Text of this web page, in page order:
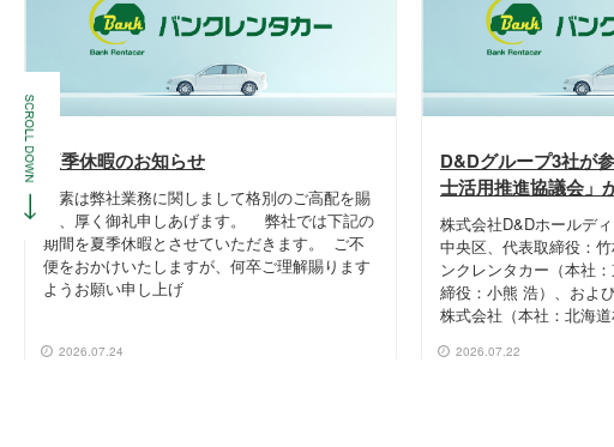
夏季休暇のお知らせ
平素は弊社業務に関しまして格別のご高配を賜
り、厚く御礼申しあげます。 弊社では下記の
期間を夏季休暇とさせていただきます。 ご不
便をおかけいたしますが、何卒ご理解賜ります
ようお願い申し上げ
2026.07.24
D&Dグループ3社が
士活用推進協議会」
株式会社D&Dホールデ
中央区、代表取締役：
ンクレンタカー（本社
締役：小熊 浩）、およ
株式会社（本社：北海
2026.07.22